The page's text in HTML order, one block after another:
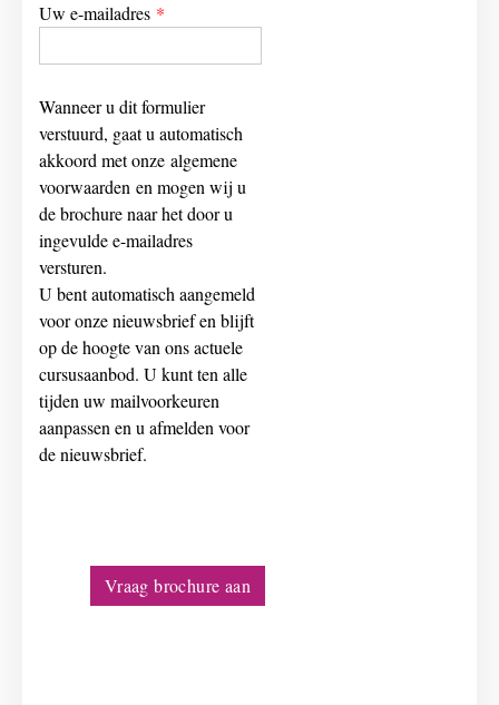
Uw e-mailadres *
Wanneer u dit formulier
verstuurd, gaat u automatisch
akkoord met onze algemene
voorwaarden en mogen wij u
de brochure naar het door u
ingevulde e-mailadres
versturen.
U bent automatisch aangemeld
voor onze nieuwsbrief en blijft
op de hoogte van ons actuele
cursusaanbod. U kunt ten alle
tijden uw mailvoorkeuren
aanpassen en u afmelden voor
de nieuwsbrief.